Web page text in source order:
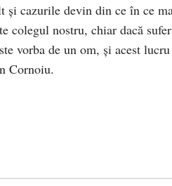
cazurile devin din ce în ce
colegul nostru, chiar dacă
vorba de un om, și acest
Cornoiu.